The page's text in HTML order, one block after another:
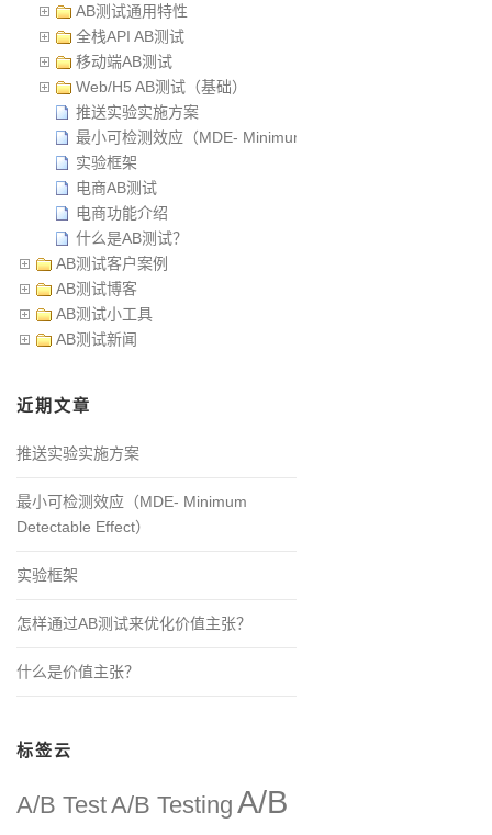
AB测试通用特性
全栈API AB测试
移动端AB测试
Web/H5 AB测试（基础）
推送实验实施方案
最小可检测效应（MDE- Minimum Detectable Effect）
实验框架
电商AB测试
电商功能介绍
什么是AB测试？
AB测试客户案例
AB测试博客
AB测试小工具
AB测试新闻
近期文章
推送实验实施方案
最小可检测效应（MDE- Minimum
Detectable Effect）
实验框架
怎样通过AB测试来优化价值主张？
什么是价值主张？
标签云
A/B TestA/B Testing A/B